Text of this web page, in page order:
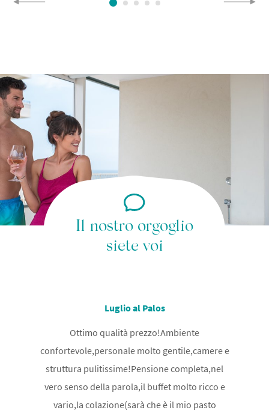
1 2 3 4 5
Il nostro orgoglio
siete voi
Luglio al Palos
Ottimo qualità prezzo!Ambiente
confortevole,personale molto gentile,camere e
struttura pulitissime!Pensione completa,nel
vero senso della parola,il buffet molto ricco e
vario,la colazione(sarà che è il mio pasto